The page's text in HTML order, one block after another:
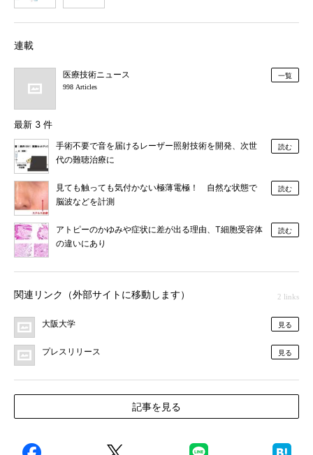
連載
医療技術ニュース
998 Articles
一覧
最新 3 件
手術不要で音を届けるレーザー照射技術を開発、次世
代の難聴治療に
読む
見ても触っても気付かない極薄電極！ 自然な状態で
脳波などを計測
読む
アトピーのかゆみや症状に差が出る理由、T細胞受容体
の違いにあり
読む
関連リンク（外部サイトに移動します） 2 links
大阪大学 見る
プレスリリース 見る
記事を見る